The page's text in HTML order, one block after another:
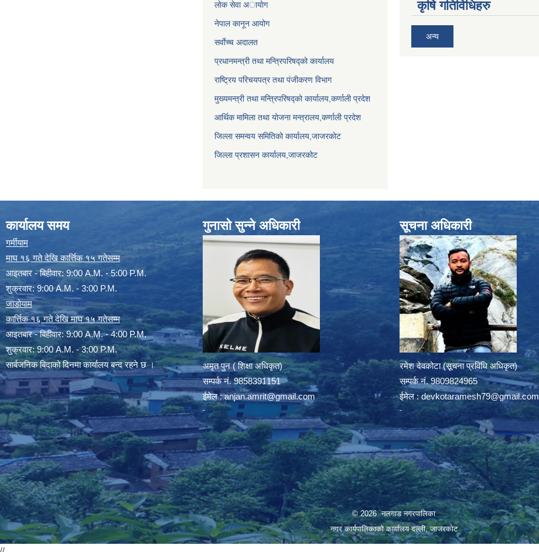
लाेक सेवा अायाेग
नेपाल कानून आयोग
सर्वाेच्च अदालत
प्रधानमन्त्री तथा मन्त्रिपरिषद्को कार्यालय
राष्ट्रिय परिचयपत्र तथा पंजीकरण विभाग
मुख्यमन्त्री तथा मन्त्रिपरिषद्को कार्यालय,कर्णाली प्रदेश
आर्थिक मामिला तथा योजना मन्त्रालय,कर्णाली प्रदेश
जिल्ला समन्वय समितिको कार्यालय,जाजरकाेट
जिल्ला प्रशासन कार्यालय,जाजरकोट
कृषि गतिविधिहरु
अन्य
कार्यालय समय
गर्मीयाम
माघ १६ गते देखि कार्त्तिक १५ गतेसम्म
आइतबार - बिहीवार: 9:00 A.M. - 5:00 P.M.
शुक्रवार: 9:00 A.M. - 3:00 P.M.
जाडोयाम
कार्त्तिक १६ गते देखि माघ १५ गतेसम्म
आइतबार - बिहीवार: 9:00 A.M. - 4:00 P.M.
शुक्रवार: 9:00 A.M. - 3:00 P.M.
सार्बजनिक बिदाको दिनमा कार्यालय बन्द रहने छ ।
गुनासो सुन्ने अधिकारी
अमृत पुन ( शिक्षा अधिकृत)
सम्पर्क न‌ं. 9858391151
ईमेल :anjan.amrit@gmail.com
सूचना अधिकारी
रमेश देवकोटा (सूचना प्रविधि अधिकृत)
सम्पर्क न‌ं. 9809824965
ईमेल :devkotaramesh79@gmail.com
© 2026 नलगाड नगरपालिका
नगर कार्यपालिकाको कार्यालय दल्ली, जाजरकाेट